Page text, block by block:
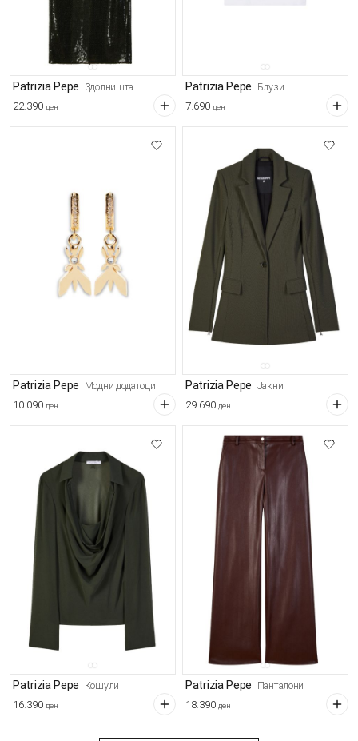
Patrizia Pepe Здолништа
22.390 ден
Patrizia Pepe Блузи
7.690 ден
Patrizia Pepe Модни додатоци
10.090 ден
Patrizia Pepe Јакни
29.690 ден
Patrizia Pepe Кошули
16.390 ден
Patrizia Pepe Панталони
18.390 ден